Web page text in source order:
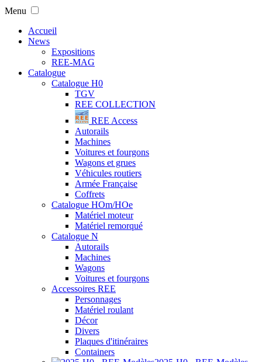
Menu
Accueil
News
Expositions
REE-MAG
Catalogue
Catalogue H0
TGV
REE COLLECTION
REE Access
Autorails
Machines
Voitures et fourgons
Wagons et grues
Véhicules routiers
Armée Française
Coffrets
Catalogue HOm/HOe
Matériel moteur
Matériel remorqué
Catalogue N
Autorails
Machines
Wagons
Voitures et fourgons
Accessoires REE
Personnages
Matériel roulant
Décor
Divers
Plaques d'itinéraires
Containers